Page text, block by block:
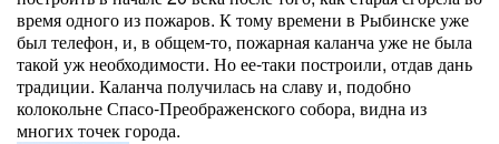
время одного из пожаров. К тому времени в Рыбинске уже
был телефон, и, в общем-то, пожарная каланча уже не была
такой уж необходимости. Но ее-таки построили, отдав дань
традиции. Каланча получилась на славу и, подобно
колокольне Спасо-Преображенского собора, видна из
многих точек города.